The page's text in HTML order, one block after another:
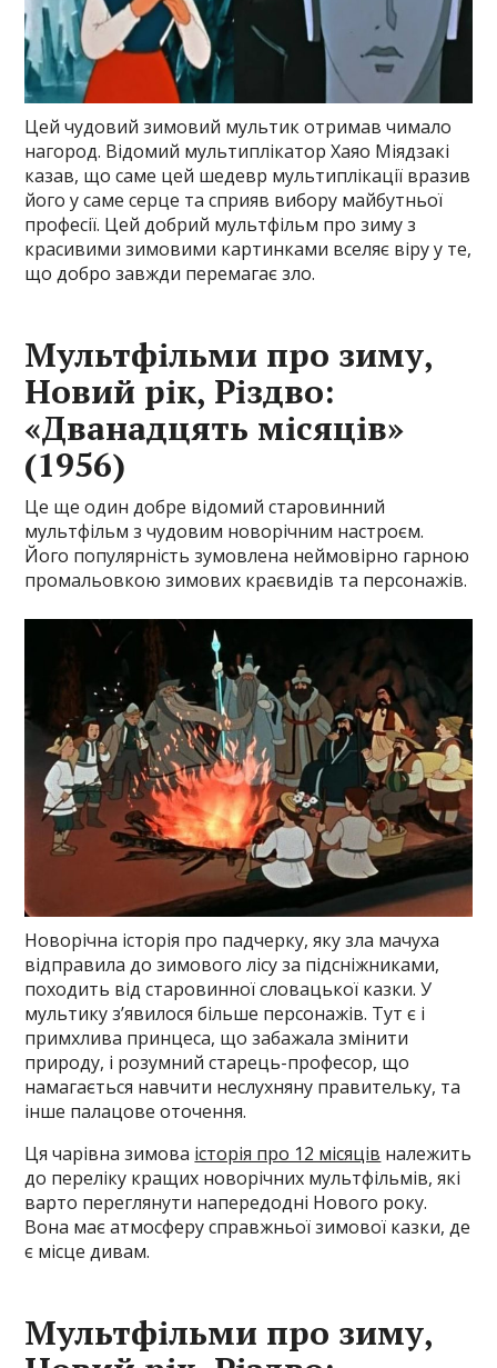
Цей чудовий зимовий мультик отримав чимало
нагород. Відомий мультиплікатор Хаяо Міядзакі
казав, що саме цей шедевр мультиплікації вразив
його у саме серце та сприяв вибору майбутньої
професії. Цей добрий мультфільм про зиму з
красивими зимовими картинками вселяє віру у те,
що добро завжди перемагає зло.
Мультфільми про зиму,
Новий рік, Різдво:
«Дванадцять місяців»
(1956)
Це ще один добре відомий старовинний
мультфільм з чудовим новорічним настроєм.
Його популярність зумовлена неймовірно гарною
промальовкою зимових краєвидів та персонажів.
Новорічна історія про падчерку, яку зла мачуха
відправила до зимового лісу за підсніжниками,
походить від старовинної словацької казки. У
мультику з’явилося більше персонажів. Тут є і
примхлива принцеса, що забажала змінити
природу, і розумний старець-професор, що
намагається навчити неслухняну правительку, та
інше палацове оточення.
Ця чарівна зимова історія про 12 місяців належить
до переліку кращих новорічних мультфільмів, які
варто переглянути напередодні Нового року.
Вона має атмосферу справжньої зимової казки, де
є місце дивам.
Мультфільми про зиму,